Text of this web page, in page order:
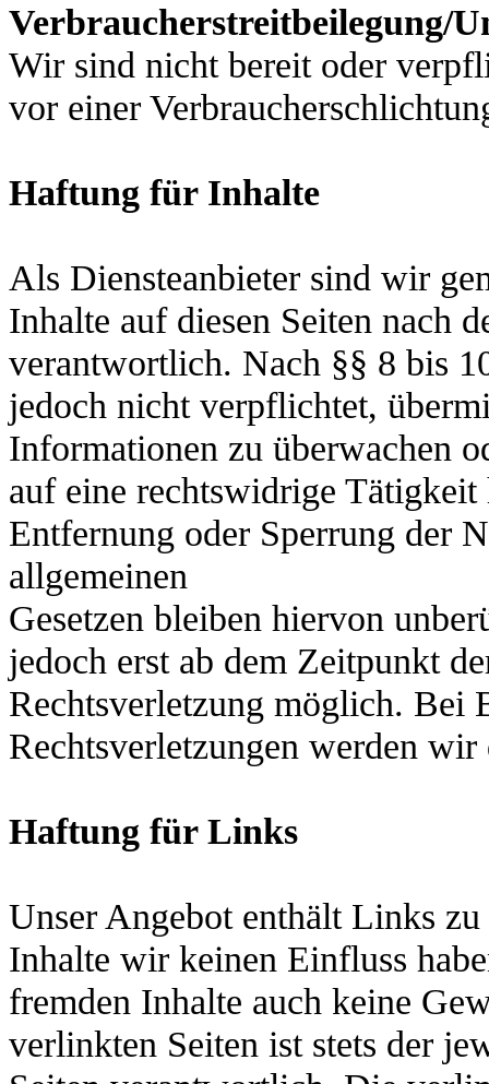
Verbraucherstreitbeilegung/
Wir sind nicht bereit oder
vor einer
Haftung für Inhalte
Als Diensteanbieter sind wir
Inhalte auf diesen Seiten nach
verantwortlich. Nach §§ 8 bis
jedoch nicht verpflichtet,
Informationen zu überwachen
auf eine rechtswidrige
Entfernung oder Sperrung der
allgemeinen
Gesetzen bleiben hiervon
jedoch erst ab dem Zeitpunkt
Rechtsverletzung möglich. Bei
Rechtsverletzungen werden
Haftung für Links
Unser Angebot enthält Links
Inhalte wir keinen Einfluss
fremden Inhalte auch keine
verlinkten Seiten ist stets der